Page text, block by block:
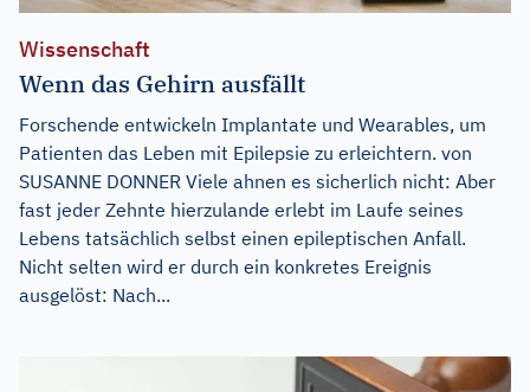
Wissenschaft
Wenn das Gehirn ausfällt
Forschende entwickeln Implantate und Wearables, um
Patienten das Leben mit Epilepsie zu erleichtern. von
SUSANNE DONNER Viele ahnen es sicherlich nicht: Aber
fast jeder Zehnte hierzulande erlebt im Laufe seines
Lebens tatsächlich selbst einen epileptischen Anfall.
Nicht selten wird er durch ein konkretes Ereignis
ausgelöst: Nach...